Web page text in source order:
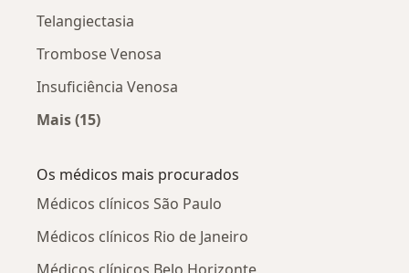
Telangiectasia
Trombose Venosa
Insuficiência Venosa
Mais (15)
Os médicos mais procurados
Médicos clínicos São Paulo
Médicos clínicos Rio de Janeiro